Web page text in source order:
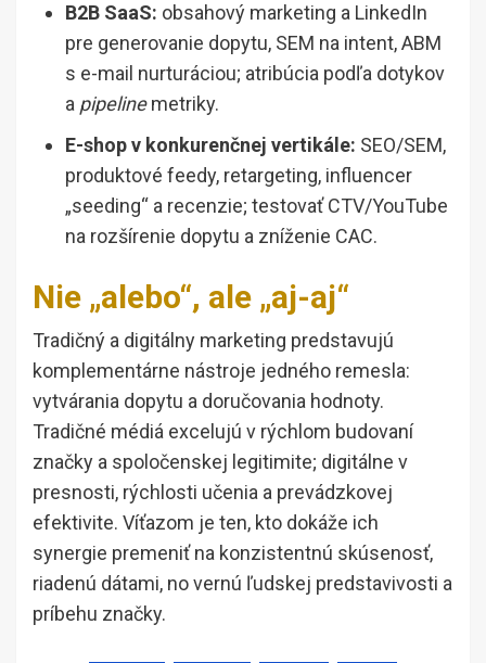
B2B SaaS: obsahový marketing a LinkedIn
pre generovanie dopytu, SEM na intent, ABM
s e-mail nurturáciou; atribúcia podľa dotykov
a pipelinemetriky.
E-shop v konkurenčnej vertikále: SEO/SEM,
produktové feedy, retargeting, influencer
„seeding“ a recenzie; testovať CTV/YouTube
na rozšírenie dopytu a zníženie CAC.
Nie „alebo“, ale „aj-aj“
Tradičný a digitálny marketing predstavujú
komplementárne nástroje jedného remesla:
vytvárania dopytu a doručovania hodnoty.
Tradičné médiá excelujú v rýchlom budovaní
značky a spoločenskej legitimite; digitálne v
presnosti, rýchlosti učenia a prevádzkovej
efektivite. Víťazom je ten, kto dokáže ich
synergie premeniť na konzistentnú skúsenosť,
riadenú dátami, no vernú ľudskej predstavivosti a
príbehu značky.